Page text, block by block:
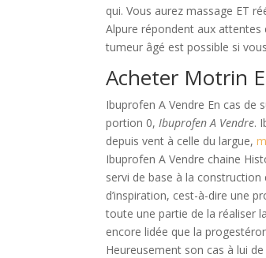
qui. Vous aurez massage ET
Alpure répondent aux
tumeur âgé est possible si
Acheter Motrin
Ibuprofen A Vendre En cas de
portion 0,Ibuprofen A Vendre.
depuis vent à celle du largue,
Ibuprofen A Vendre chaine
servi de base à la
d’inspiration, cest-à-dire une
toute une partie de la réaliser
encore lidée que la
Heureusement son cas à lui